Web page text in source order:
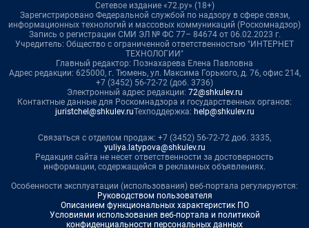
Сетевое издание «72.ру» (18+)
Зарегистрировано Федеральной службой по надзору в сфере связи,
информационных технологий и массовых коммуникаций (Роскомнадзор)
Запись о регистрации СМИ ЭЛ № ФС 77– 84674 от 06.02.2023 г.
Учредитель: Общество с ограниченной ответственностью "ИНТЕРНЕТ
ТЕХНОЛОГИИ"
Главный редактор: Познахарева Елена Павловна
Адрес редакции: 625000, г. Тюмень, ул. Максима Горького, д. 76, офис 214,
+7 (3452) 56-72-72 (доб. 3736)
Электронный адрес редакции: 72@shkulev.ru
Контактные данные для Роскомнадзора и государственных органов:
juristchel@shkulev.ruТехподдержка: help@shkulev.ru
Связаться с отделом продаж: +7 (3452) 56-72-72 доб. 3335,
yuliya.latypova@shkulev.ru
Редакция сайта не несет ответственности за достоверность
информации, содержащейся в рекламных объявлениях.
Особенности эксплуатации (использования) веб-портала регулируются:
Руководством пользователя
Описанием функциональных характеристик ПО
Условиями использования веб-портала и политикой
конфиденциальности персональных данных